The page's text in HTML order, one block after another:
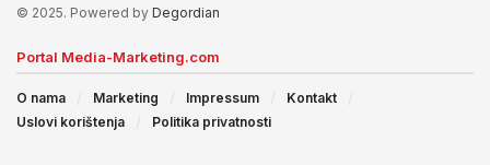
© 2025. Powered by Degordian
Portal Media-Marketing.com
O nama Marketing Impressum
Kontakt
Uslovi korištenja
Politika privatnosti